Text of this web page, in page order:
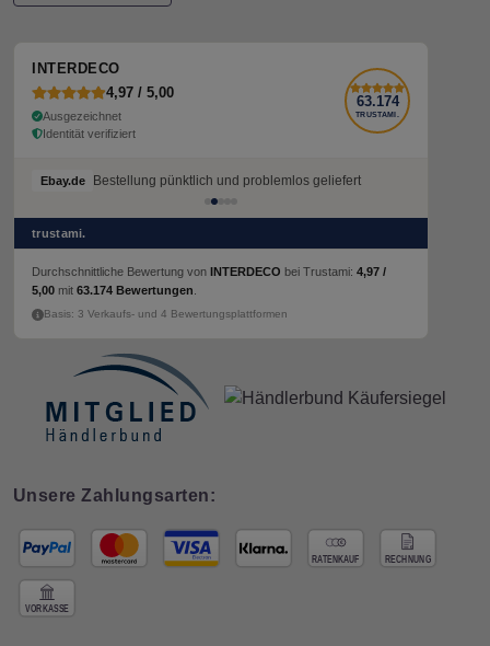
INTERDECO
4,97 / 5,00
Ausgezeichnet
Identität verifiziert
63.174
TRUSTAMI.
Ebay.de Bestellung pünktlich und problemlos geliefert
trustami.
Durchschnittliche Bewertung von INTERDECO bei Trustami: 4,97 /
5,00 mit 63.174 Bewertungen.
Basis: 3 Verkaufs- und 4 Bewertungsplattformen
Unsere Zahlungsarten: